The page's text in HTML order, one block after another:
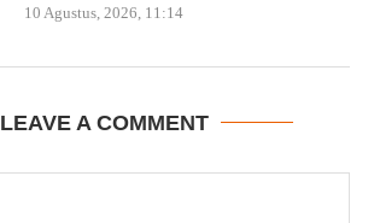
10 Agustus, 2026, 11:14
LEAVE A COMMENT